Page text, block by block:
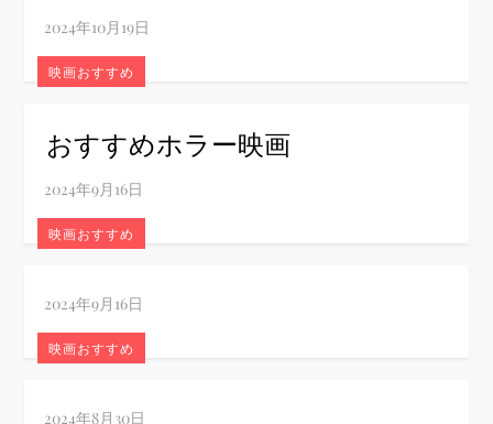
映画おすすめ
おすすめホラー映画
映画おすすめ
映画おすすめ